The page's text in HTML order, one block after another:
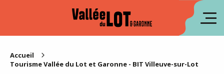
Accueil
Tourisme Vallée du Lot et Garonne - BIT Villeuve-sur-Lot